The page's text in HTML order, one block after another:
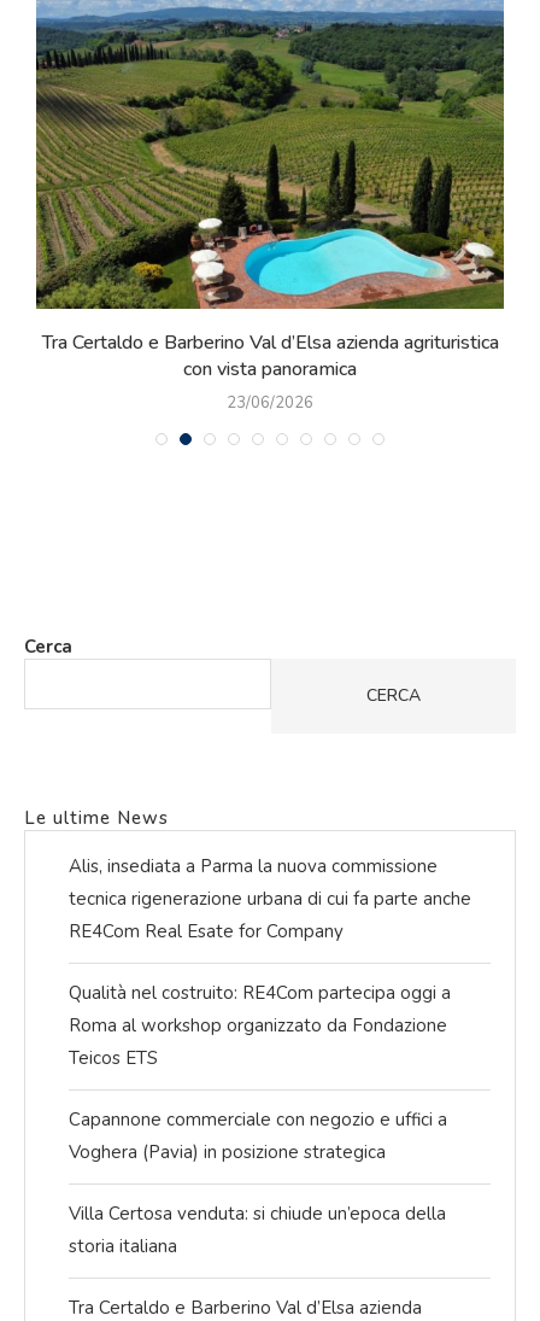
Tra Certaldo e Barberino Val d’Elsa azienda agrituristica
con vista panoramica
23/06/2026
Cerca
CERCA
Le ultime News
Alis, insediata a Parma la nuova commissione
tecnica rigenerazione urbana di cui fa parte anche
RE4Com Real Esate for Company
Qualità nel costruito: RE4Com partecipa oggi a
Roma al workshop organizzato da Fondazione
Teicos ETS
Capannone commerciale con negozio e uffici a
Voghera (Pavia) in posizione strategica
Villa Certosa venduta: si chiude un’epoca della
storia italiana
Tra Certaldo e Barberino Val d’Elsa azienda